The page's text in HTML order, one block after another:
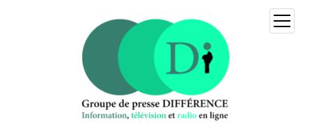
ouvrir
menu